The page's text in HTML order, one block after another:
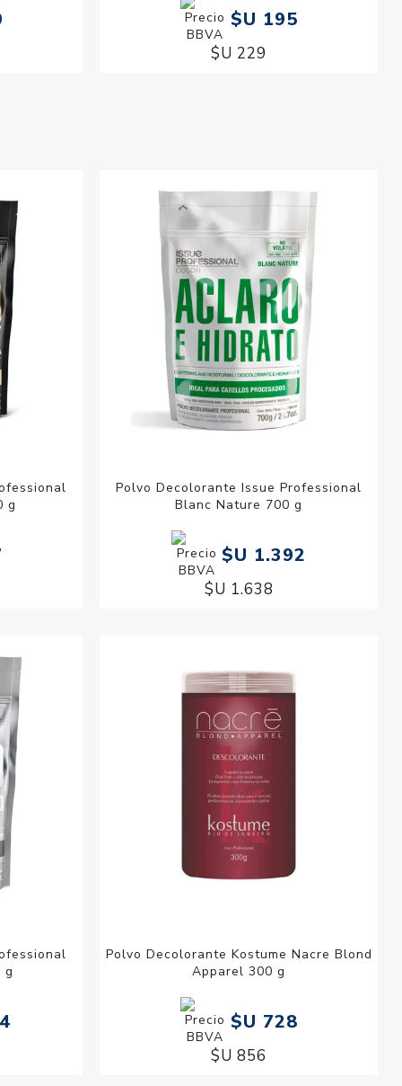
$U 195
$U 229
g
Polvo Decolorante Issue Professional
Blanc Nature 700 g
$U 1.392
$U 1.638
g
Polvo Decolorante Kostume Nacre Blond
Apparel 300 g
$U 728
$U 856